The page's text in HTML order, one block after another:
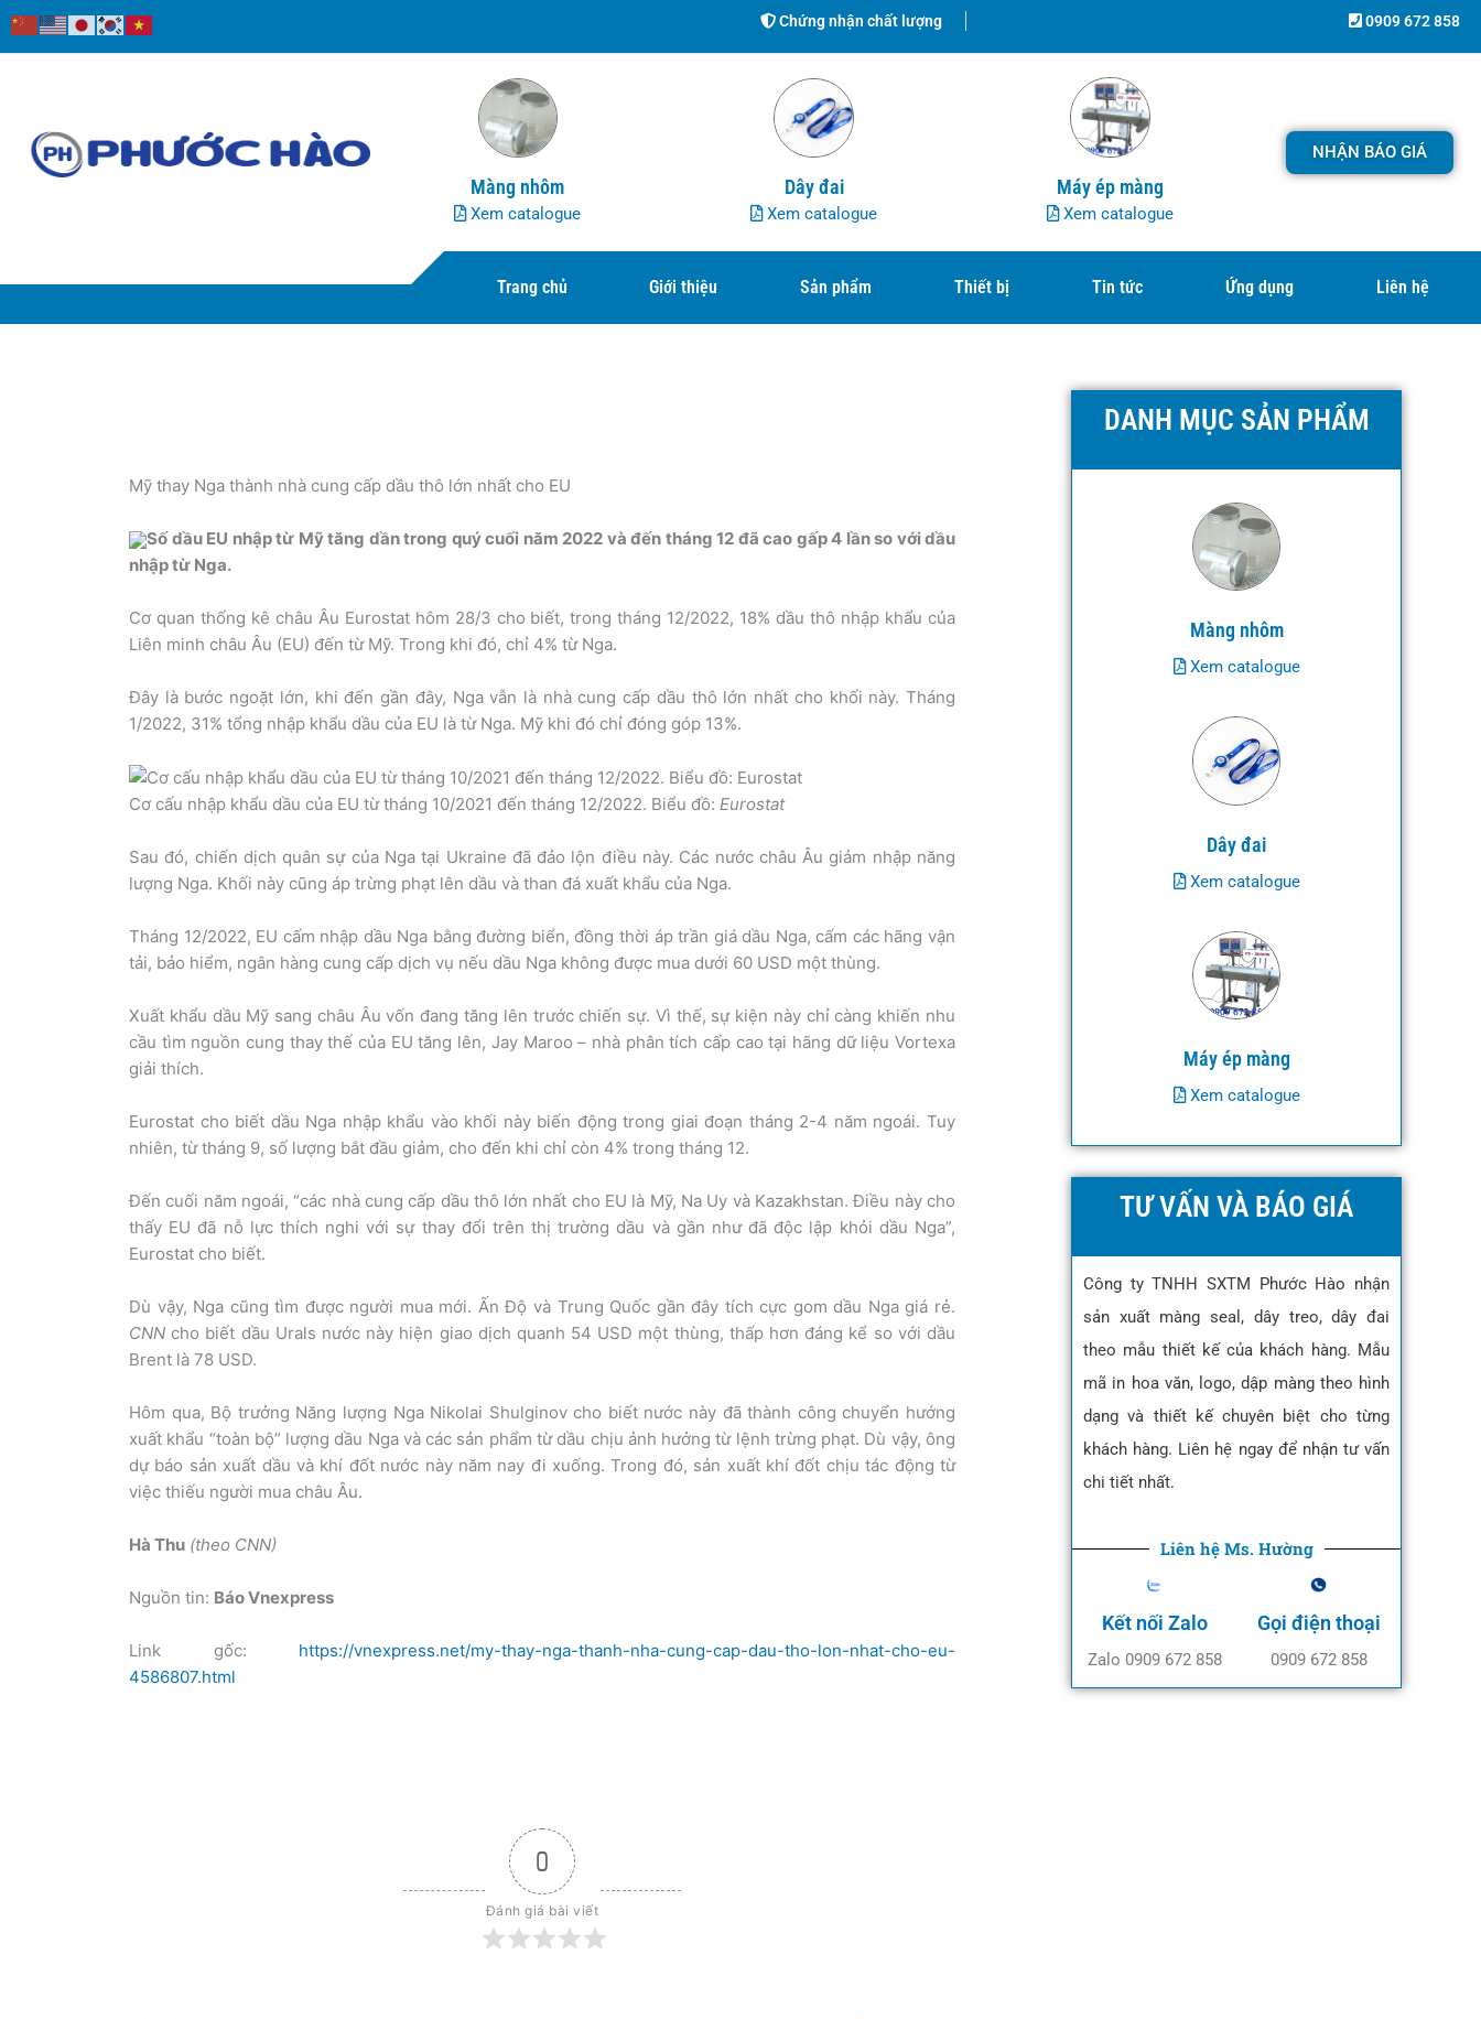
Nhảy
tới
Chứng nhận chất lượng 0909 672 858
Màng nhôm
Xem catalogue
Dây đai
Xem catalogue
Máy ép màng
Xem catalogue
NHẬN BÁO GIÁ
Trang chủ Giới thiệu Sản phẩm Thiết bị Tin tức Ứng dụng Liên hệ
Mỹ thay Nga thành nhà cung cấp dầu thô lớn nhất cho EU
Số dầu EU nhập từ Mỹ tăng dần trong quý cuối năm 2022 và đến tháng 12 đã cao gấp 4 lần so với dầu
nhập từ Nga.
Cơ quan thống kê châu Âu Eurostat hôm 28/3 cho biết, trong tháng 12/2022, 18% dầu thô nhập khẩu của
Liên minh châu Âu (EU) đến từ Mỹ. Trong khi đó, chỉ 4% từ Nga.
Đây là bước ngoặt lớn, khi đến gần đây, Nga vẫn là nhà cung cấp dầu thô lớn nhất cho khối này. Tháng
1/2022, 31% tổng nhập khẩu dầu của EU là từ Nga. Mỹ khi đó chỉ đóng góp 13%.
Cơ cấu nhập khẩu dầu của EU từ tháng 10/2021 đến tháng 12/2022. Biểu đồ: Eurostat
Sau đó, chiến dịch quân sự của Nga tại Ukraine đã đảo lộn điều này. Các nước châu Âu giảm nhập năng
lượng Nga. Khối này cũng áp trừng phạt lên dầu và than đá xuất khẩu của Nga.
Tháng 12/2022, EU cấm nhập dầu Nga bằng đường biển, đồng thời áp trần giá dầu Nga, cấm các hãng vận
tải, bảo hiểm, ngân hàng cung cấp dịch vụ nếu dầu Nga không được mua dưới 60 USD một thùng.
Xuất khẩu dầu Mỹ sang châu Âu vốn đang tăng lên trước chiến sự. Vì thế, sự kiện này chỉ càng khiến nhu
cầu tìm nguồn cung thay thế của EU tăng lên, Jay Maroo – nhà phân tích cấp cao tại hãng dữ liệu Vortexa
giải thích.
Eurostat cho biết dầu Nga nhập khẩu vào khối này biến động trong giai đoạn tháng 2-4 năm ngoái. Tuy
nhiên, từ tháng 9, số lượng bắt đầu giảm, cho đến khi chỉ còn 4% trong tháng 12.
Đến cuối năm ngoái, “các nhà cung cấp dầu thô lớn nhất cho EU là Mỹ, Na Uy và Kazakhstan. Điều này cho
thấy EU đã nỗ lực thích nghi với sự thay đổi trên thị trường dầu và gần như đã độc lập khỏi dầu Nga”,
Eurostat cho biết.
Dù vậy, Nga cũng tìm được người mua mới. Ấn Độ và Trung Quốc gần đây tích cực gom dầu Nga giá rẻ.
CNN cho biết dầu Urals nước này hiện giao dịch quanh 54 USD một thùng, thấp hơn đáng kể so với dầu
Brent là 78 USD.
Hôm qua, Bộ trưởng Năng lượng Nga Nikolai Shulginov cho biết nước này đã thành công chuyển hướng
xuất khẩu “toàn bộ” lượng dầu Nga và các sản phẩm từ dầu chịu ảnh hưởng từ lệnh trừng phạt. Dù vậy, ông
dự báo sản xuất dầu và khí đốt nước này năm nay đi xuống. Trong đó, sản xuất khí đốt chịu tác động từ
việc thiếu người mua châu Âu.
Hà Thu (theo CNN)
Nguồn tin: Báo Vnexpress
Link gốc: https://vnexpress.net/my-thay-nga-thanh-nha-cung-cap-dau-tho-lon-nhat-cho-eu-
4586807.html
0
Đánh giá bài viết
DANH MỤC SẢN PHẨM
Màng nhôm
Xem catalogue
Dây đai
Xem catalogue
Máy ép màng
Xem catalogue
TƯ VẤN VÀ BÁO GIÁ
Công ty TNHH SXTM Phước Hào nhận
sản xuất màng seal, dây treo, dây đai
theo mẫu thiết kế của khách hàng. Mẫu
mã in hoa văn, logo, dập màng theo hình
dạng và thiết kế chuyên biệt cho từng
khách hàng. Liên hệ ngay để nhận tư vấn
chi tiết nhất.
Liên hệ Ms. Hường
Kết nối Zalo
Zalo 0909 672 858
Gọi điện thoại
0909 672 858